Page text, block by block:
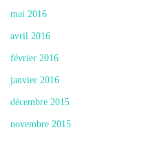
mai 2016
avril 2016
février 2016
janvier 2016
décembre 2015
novembre 2015